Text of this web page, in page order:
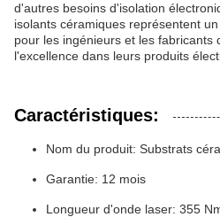
d'autres besoins d'isolation
isolants céramiques représentent
pour les ingénieurs et les fabricants
l'excellence dans leurs produits
Caractéristiques:
Nom du produit: Substrats
Garantie: 12 mois
Longueur d'onde laser: 355